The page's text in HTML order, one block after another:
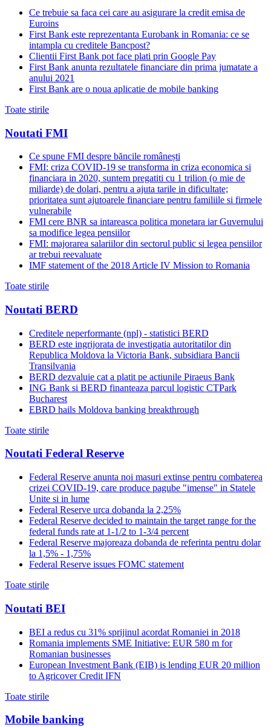
Ce trebuie sa faca cei care au asigurare la credit emisa de
Euroins
First Bank este reprezentanta Eurobank in Romania: ce se
intampla cu creditele Bancpost?
Clientii First Bank pot face plati prin Google Pay
First Bank anunta rezultatele financiare din prima jumatate a
anului 2021
First Bank are o noua aplicatie de mobile banking
Toate stirile
Noutati FMI
Ce spune FMI despre băncile românești
FMI: criza COVID-19 se transforma in criza economica si
financiara in 2020, suntem pregatiti cu 1 trilion (o mie de
miliarde) de dolari, pentru a ajuta tarile in dificultate;
prioritatea sunt ajutoarele financiare pentru familiile si firmele
vulnerabile
FMI cere BNR sa intareasca politica monetara iar Guvernului
sa modifice legea pensiilor
FMI: majorarea salariilor din sectorul public si legea pensiilor
ar trebui reevaluate
IMF statement of the 2018 Article IV Mission to Romania
Toate stirile
Noutati BERD
Creditele neperformante (npl) - statistici BERD
BERD este ingrijorata de investigatia autoritatilor din
Republica Moldova la Victoria Bank, subsidiara Bancii
Transilvania
BERD dezvaluie cat a platit pe actiunile Piraeus Bank
ING Bank si BERD finanteaza parcul logistic CTPark
Bucharest
EBRD hails Moldova banking breakthrough
Toate stirile
Noutati Federal Reserve
Federal Reserve anunta noi masuri extinse pentru combaterea
crizei COVID-19, care produce pagube "imense" in Statele
Unite si in lume
Federal Reserve urca dobanda la 2,25%
Federal Reserve decided to maintain the target range for the
federal funds rate at 1-1/2 to 1-3/4 percent
Federal Reserve majoreaza dobanda de referinta pentru dolar
la 1,5% - 1,75%
Federal Reserve issues FOMC statement
Toate stirile
Noutati BEI
BEI a redus cu 31% sprijinul acordat Romaniei in 2018
Romania implements SME Initiative: EUR 580 m for
Romanian businesses
European Investment Bank (EIB) is lending EUR 20 million
to Agricover Credit IFN
Toate stirile
Mobile banking